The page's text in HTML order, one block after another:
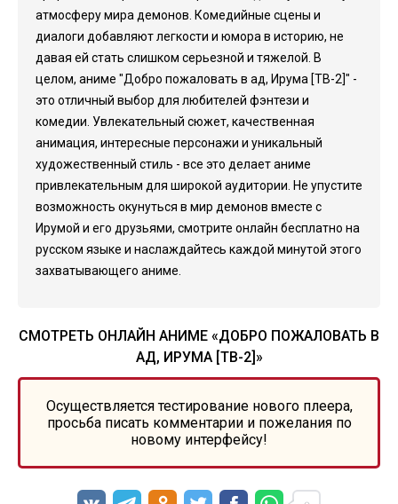
атмосферу мира демонов. Комедийные сцены и
диалоги добавляют легкости и юмора в историю, не
давая ей стать слишком серьезной и тяжелой. В
целом, аниме "Добро пожаловать в ад, Ирума [ТВ-2]" -
это отличный выбор для любителей фэнтези и
комедии. Увлекательный сюжет, качественная
анимация, интересные персонажи и уникальный
художественный стиль - все это делает аниме
привлекательным для широкой аудитории. Не упустите
возможность окунуться в мир демонов вместе с
Ирумой и его друзьями, смотрите онлайн бесплатно на
русском языке и наслаждайтесь каждой минутой этого
захватывающего аниме.
СМОТРЕТЬ ОНЛАЙН АНИМЕ «ДОБРО ПОЖАЛОВАТЬ В
АД, ИРУМА [ТВ-2]»
Осуществляется тестирование нового плеера,
просьба писать комментарии и пожелания по
новому интерфейсу!